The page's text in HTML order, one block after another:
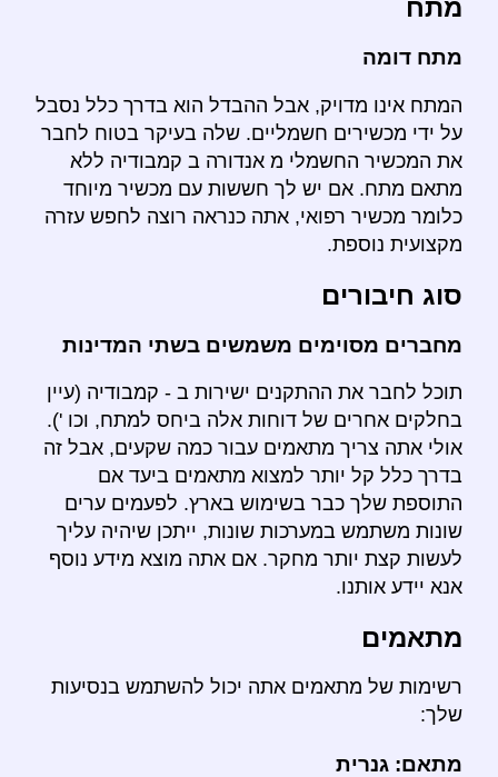
מתח
מתח דומה
המתח אינו מדויק, אבל ההבדל הוא בדרך כלל נסבל
על ידי מכשירים חשמליים. שלה בעיקר בטוח לחבר
את המכשיר החשמלי מ אנדורה ב קמבודיה ללא
מתאם מתח. אם יש לך חששות עם מכשיר מיוחד
כלומר מכשיר רפואי, אתה כנראה רוצה לחפש עזרה
מקצועית נוספת.
סוג חיבורים
מחברים מסוימים משמשים בשתי המדינות
תוכל לחבר את ההתקנים ישירות ב - קמבודיה (עיין
בחלקים אחרים של דוחות אלה ביחס למתח, וכו ').
אולי אתה צריך מתאמים עבור כמה שקעים, אבל זה
בדרך כלל קל יותר למצוא מתאמים ביעד אם
התוספת שלך כבר בשימוש בארץ. לפעמים ערים
שונות משתמש במערכות שונות, ייתכן שיהיה עליך
לעשות קצת יותר מחקר. אם אתה מוצא מידע נוסף
אנא יידע אותנו.
מתאמים
רשימות של מתאמים אתה יכול להשתמש בנסיעות
שלך:
מתאם: גנרית